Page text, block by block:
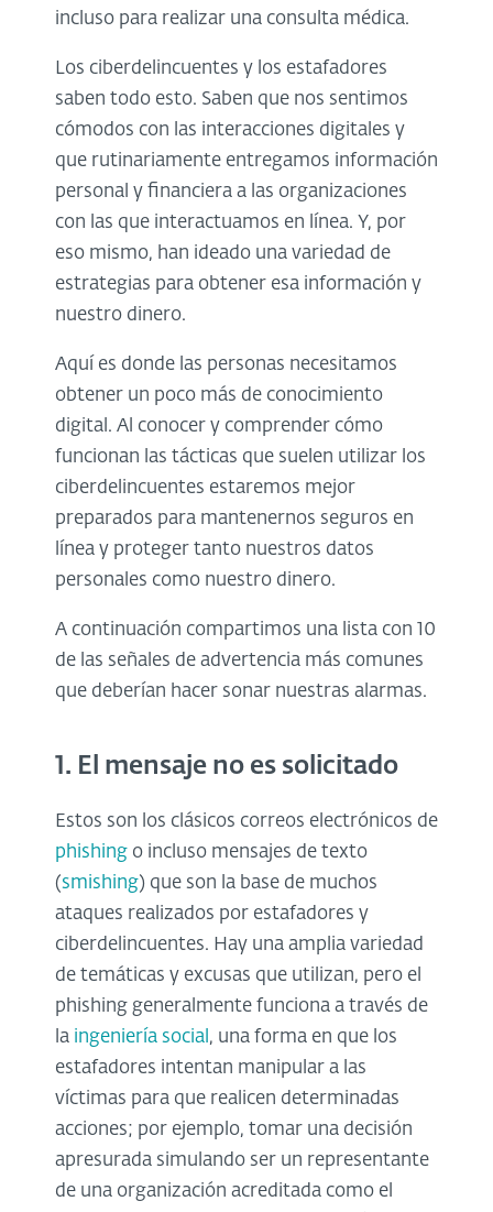
incluso para realizar una consulta médica.
Los ciberdelincuentes y los estafadores
saben todo esto. Saben que nos sentimos
cómodos con las interacciones digitales y
que rutinariamente entregamos información
personal y financiera a las organizaciones
con las que interactuamos en línea. Y, por
eso mismo, han ideado una variedad de
estrategias para obtener esa información y
nuestro dinero.
Aquí es donde las personas necesitamos
obtener un poco más de conocimiento
digital. Al conocer y comprender cómo
funcionan las tácticas que suelen utilizar los
ciberdelincuentes estaremos mejor
preparados para mantenernos seguros en
línea y proteger tanto nuestros datos
personales como nuestro dinero.
A continuación compartimos una lista con 10
de las señales de advertencia más comunes
que deberían hacer sonar nuestras alarmas.
1. El mensaje no es solicitado
Estos son los clásicos correos electrónicos de
phishing o incluso mensajes de texto
(smishing) que son la base de muchos
ataques realizados por estafadores y
ciberdelincuentes. Hay una amplia variedad
de temáticas y excusas que utilizan, pero el
phishing generalmente funciona a través de
la ingeniería social , una forma en que los
estafadores intentan manipular a las
víctimas para que realicen determinadas
acciones; por ejemplo, tomar una decisión
apresurada simulando ser un representante
de una organización acreditada como el